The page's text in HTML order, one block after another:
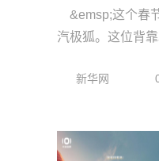
&emsp;这个春
汽极狐。这位背
新华网